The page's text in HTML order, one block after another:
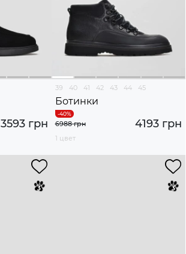
3593 грн
39 40 41 42 43 44 45
Ботинки
4193 грн
6988 грн
1 цвет